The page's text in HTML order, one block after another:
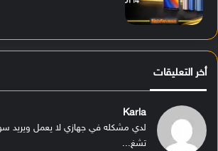
أخر التعليقات
Karla
لدي مشكله في جهازي لا يعمل ويريد
تشغ...